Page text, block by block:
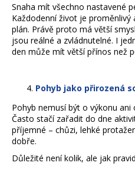
Snaha mít všechno nastavené
Každodenní život je
plán. Právě proto má větší
jsou reálné a zvládnutelné. I
den může mít větší přínos než
Pohyb jako přirozená
Pohyb nemusí být o výkonu
Často stačí zařadit do dne
příjemné – chůzi, lehké
dobře.
Důležité není kolik, ale jak